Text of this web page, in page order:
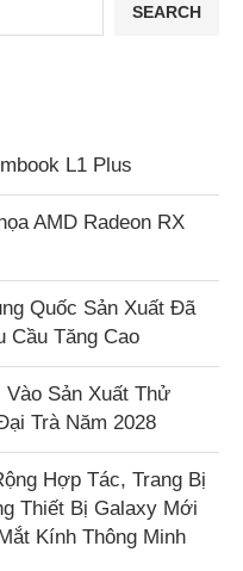
SEARCH
L1 Plus
AMD Radeon RX
Quốc Sản Xuất Đã
Cầu Tăng Cao
Sản Xuất Thử
Trà Năm 2028
Hợp Tác, Trang Bị
Thiết Bị Galaxy Mới
Kính Thông Minh